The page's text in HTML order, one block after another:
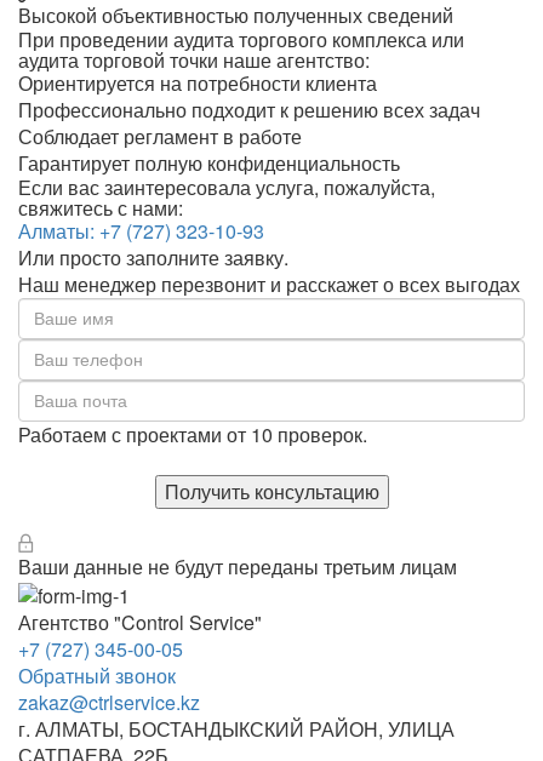
Высокой объективностью полученных сведений
При проведении аудита торгового комплекса или
аудита торговой точки наше агентство:
Ориентируется на потребности клиента
Профессионально подходит к решению всех задач
Соблюдает регламент в работе
Гарантирует полную конфиденциальность
Если вас заинтересовала услуга, пожалуйста,
свяжитесь с нами:
Алматы: +7 (727) 323-10-93
Или просто заполните заявку.
Наш менеджер перезвонит и расскажет о всех выгодах
Работаем с проектами от 10 проверок.
Получить консультацию
Ваши данные не будут переданы третьим лицам
Агентство "Control Service"
+7 (727) 345-00-05
Обратный звонок
zakaz@ctrlservice.kz
г. АЛМАТЫ, БОСТАНДЫКСКИЙ РАЙОН, УЛИЦА